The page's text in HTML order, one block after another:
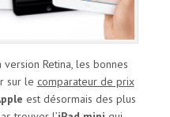
Retina, les bonnes
sur le comparateur de prix
est désormais des plus